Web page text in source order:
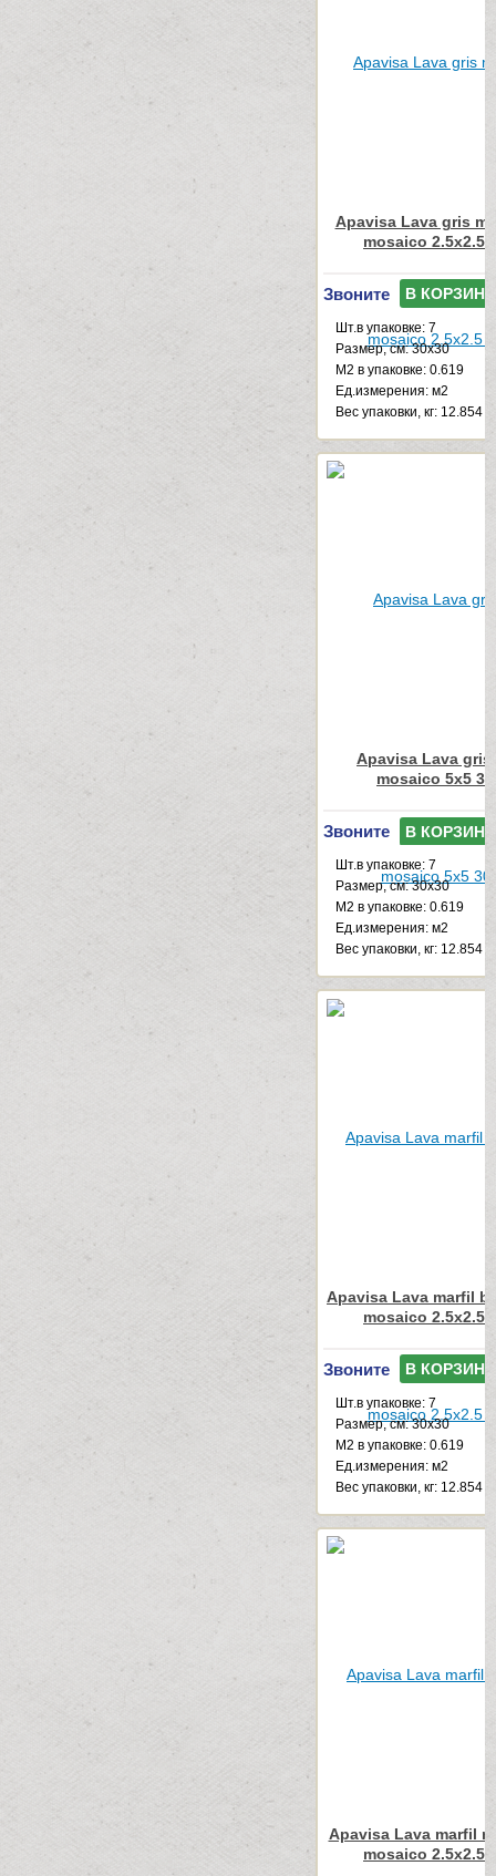
Apavisa Lava gris
mosaico 2.5x2.5
Звоните В КОРЗИНУ
Шт.в упаковке: 7
Размер, см: 30x30
М2 в упаковке: 0.619
Ед.измерения: м2
Веc упаковки, кг: 12.854
Apavisa Lava
mosaico 5x5
Звоните В КОРЗИНУ
Шт.в упаковке: 7
Размер, см: 30x30
М2 в упаковке: 0.619
Ед.измерения: м2
Веc упаковки, кг: 12.854
Apavisa Lava marfil
mosaico 2.5x2.5
Звоните В КОРЗИНУ
Шт.в упаковке: 7
Размер, см: 30x30
М2 в упаковке: 0.619
Ед.измерения: м2
Веc упаковки, кг: 12.854
Apavisa Lava marfil
mosaico 2.5x2.5